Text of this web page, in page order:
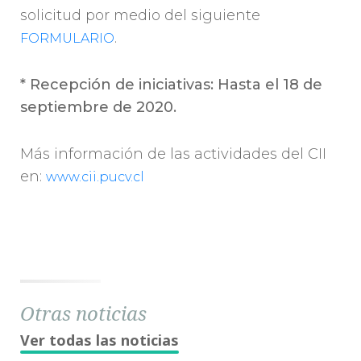
solicitud por medio del siguiente
FORMULARIO.
* Recepción de iniciativas: Hasta el 18 de
septiembre de 2020.
Más información de las actividades del CII
en: www.cii.pucv.cl
Otras noticias
Ver todas las noticias